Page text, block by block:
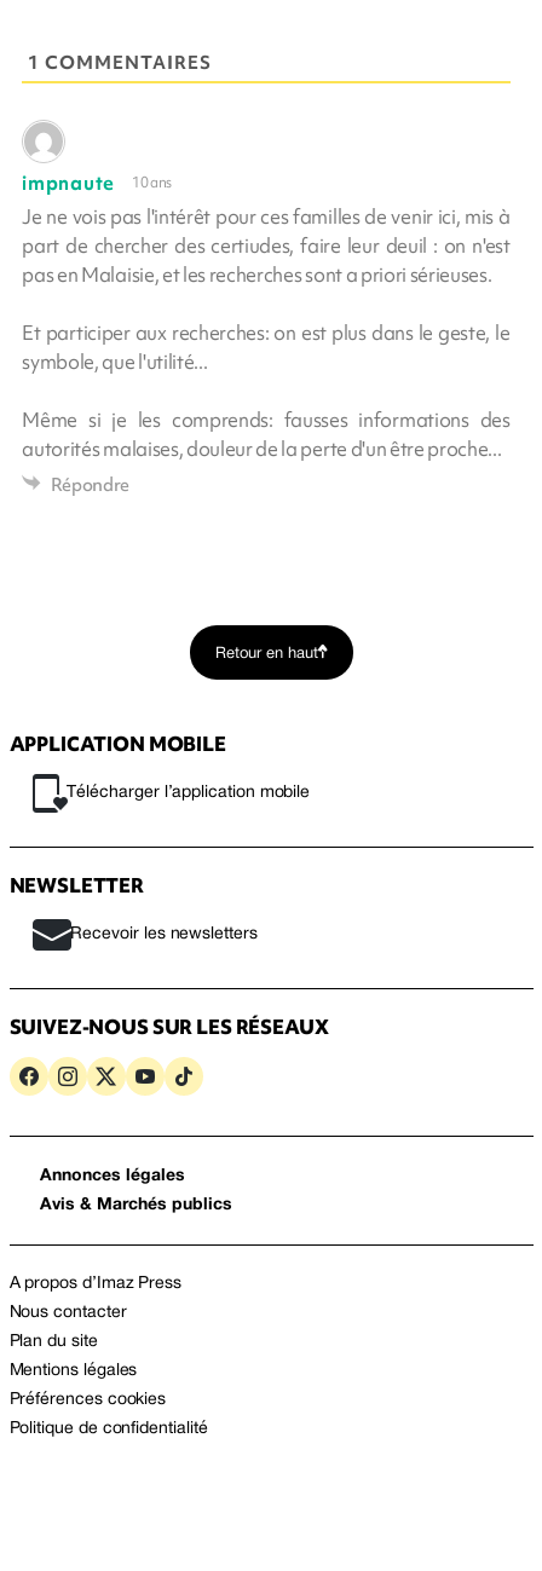
1 COMMENTAIRES
impnaute 10 ans
Je ne vois pas l'intérêt pour ces familles de venir ici, mis à
part de chercher des certiudes, faire leur deuil : on n'est
pas en Malaisie, et les recherches sont a priori sérieuses.
Et participer aux recherches: on est plus dans le geste, le
symbole, que l'utilité...
Même si je les comprends: fausses informations des
autorités malaises, douleur de la perte d'un être proche...
Répondre
Retour en haut
APPLICATION MOBILE
Télécharger l’application mobile
NEWSLETTER
Recevoir les newsletters
SUIVEZ-NOUS SUR LES RÉSEAUX
Annonces légales
Avis & Marchés publics
A propos d’Imaz Press
Nous contacter
Plan du site
Mentions légales
Préférences cookies
Politique de confidentialité